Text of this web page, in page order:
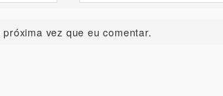
vez que eu comentar.